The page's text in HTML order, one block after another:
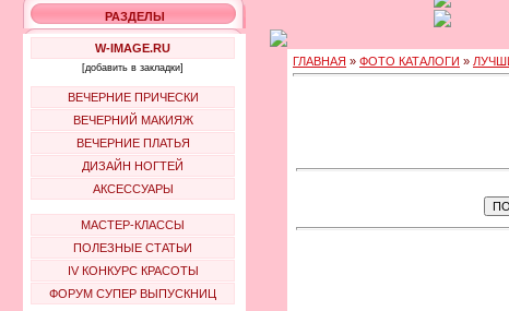
РАЗДЕЛЫ
W-IMAGE.RU
[добавить в закладки]
ВЕЧЕРНИЕ ПРИЧЕСКИ
ВЕЧЕРНИЙ МАКИЯЖ
ВЕЧЕРНИЕ ПЛАТЬЯ
ДИЗАЙН НОГТЕЙ
АКСЕССУАРЫ
МАСТЕР-КЛАССЫ
ПОЛЕЗНЫЕ СТАТЬИ
IV КОНКУРС КРАСОТЫ
ФОРУМ СУПЕР ВЫПУСКНИЦ
ГЛАВНАЯ » ФОТО КАТАЛОГИ »